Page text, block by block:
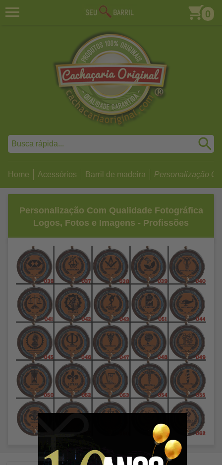
0
Home Acessórios Barril de madeira Personalização
Personalização Com Qualidade Fotográfica
Logos, Fotos e Imagens - Profissões